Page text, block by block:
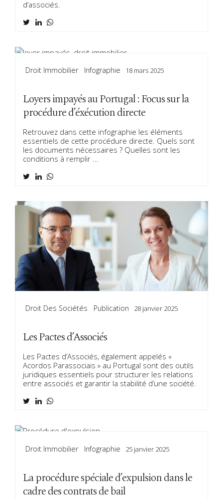
d’associés.
Droit Immobilier Infographie 18 mars 2025
Loyers impayés au Portugal : Focus sur la
procédure d’éxécution directe
Retrouvez dans cette infographie les éléments
essentiels de cette procédure directe. Quels sont
les documents nécessaires ? Quelles sont les
conditions à remplir ...
Droit Des Sociétés Publication 28 janvier 2025
Les Pactes d’Associés
Les Pactes d’Associés, également appelés «
Acordos Parassociais » au Portugal sont des outils
juridiques essentiels pour structurer les relations
entre associés et garantir la stabilité d’une société.
Droit Immobilier Infographie 25 janvier 2025
La procédure spéciale d’expulsion dans le
cadre des contrats de bail